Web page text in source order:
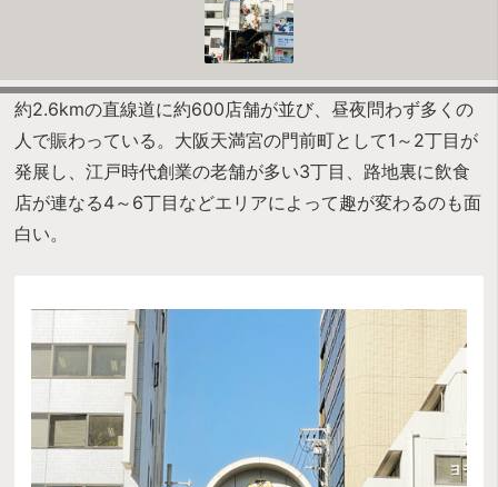
約2.6kmの直線道に約600店舗が並び、昼夜問わず多くの
人で賑わっている。大阪天満宮の門前町として1～2丁目が
発展し、江戸時代創業の老舗が多い3丁目、路地裏に飲食
店が連なる4～6丁目などエリアによって趣が変わるのも面
白い。